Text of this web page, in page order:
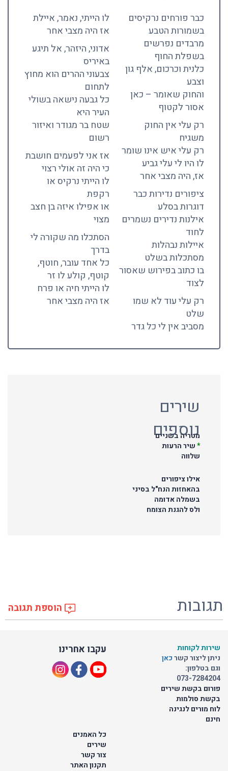
כבר פורחים נרקיסים
בשמורות הטבע
מרבדים נפרשים
בשפלת החוף
כלנית וכרכום, אלף גון
וצבע
והחוק שאומר – כאן
אסור לקטוף
רק עלי אין החוק
משגיח
רק עלי איש אינו שומר
לו היו לי עלי גביע
אז, היה מצבי אחר
ציפורים נדירות כבר
דוגרות בסלע
אילנות נדירים נשמרים
לחוד
איילות נבהלות
מסתכלות בשלט
בו כתוב בפירוש שאסור
לצוד
רק עלי עוד לא שמו
שלט
מסביב אין לי כל גדר
לו הייתי, נאמר, איילת
אז היה מצבי אחר
אדוני, היזהר, אל תיגע
באיריס
צבעוני ההרים הוא מחוץ
לתחום
כל גבעה נישאה בשולי
העיר היא
שטח בר מגודר ואיזור
רשום
אז אני לפעמים חושבת
כי היה זה אולי רצוי
לו הייתי נרקיס או
רקפת
או אפילו איזה בן חצב
מצוי
הסתכלו מה שקורה לי
בדרך
כל אחד עובר, חוטף,
קוטף, קולע לו זר
לו הייתי חיה או פרח
אז היה מצבי אחר
שירים
נוספים
מטריה בשניים
*שיר הרעות
שלווה
אילו ציפורים
בהאחזות הנח"ל בסיני
בשמלה אדומה
ולס להגנת הצומח
תגובות הוספת תגובה
עקבו אחרינו
שירות לקוחות
ניתן ליצור קשרכאן
וגם בטלפון:
073-7284204
פורום בקשת שירים
בקשת סולמות
לוח מורים לנגינה
חינם
כל האמנים
שירים
צור קשר
תקנון האתר